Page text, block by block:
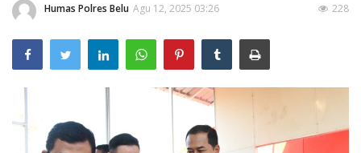
Binkam
Lantas
Polisi Kita
Mitra Polisi
Giat Ops
Humas Polres Belu Agu 12, 2025 03:26 228